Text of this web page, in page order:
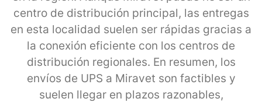
centro de distribución principal, las entregas
en esta localidad suelen ser rápidas gracias a
la conexión eficiente con los centros de
distribución regionales. En resumen, los
envíos de UPS a Miravet son factibles y
suelen llegar en plazos razonables,